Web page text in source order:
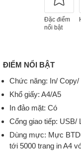
Đặc điểm
nổi bật
ĐIỂM NỔI BẬT
Chức năng: In/ Copy/
Khổ giấy: A4/A5
In đảo mặt: Có
Cổng giao tiếp: USB/
Dùng mực: Mực
tới 5000 trang in A4